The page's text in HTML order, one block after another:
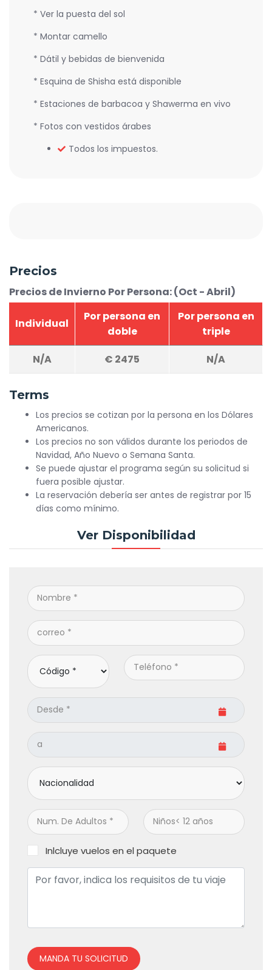
* Ver la puesta del sol
* Montar camello
* Dátil y bebidas de bienvenida
* Esquina de Shisha está disponible
* Estaciones de barbacoa y Shawerma en vivo
* Fotos con vestidos árabes
Todos los impuestos.
Precios
Precios de Invierno Por Persona: (Oct - Abril)
Individual
Por persona en
doble
Por persona en
triple
N/A
€ 2475 N/A
Terms
Los precios se cotizan por la persona en los Dólares
Americanos.
Los precios no son válidos durante los periodos de
Navidad, Año Nuevo o Semana Santa.
Se puede ajustar el programa según su solicitud si
fuera posible ajustar.
La reservación debería ser antes de registrar por 15
días como mínimo.
Ver Disponibilidad
Inlcluye vuelos en el paquete
MANDA TU SOLICITUD